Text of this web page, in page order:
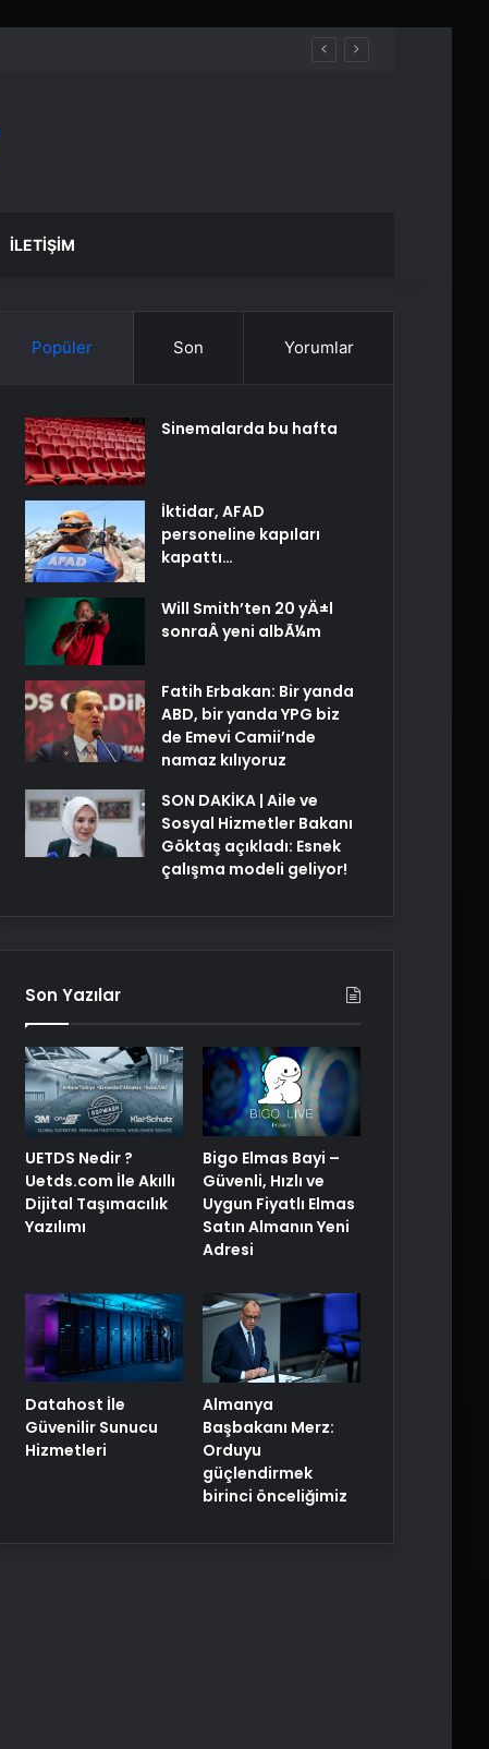
İLETIŞIM
Popüler Son Yorumlar
Sinemalarda bu hafta
İktidar, AFAD
personeline kapıları
kapattı…
Will Smith’ten 20 yÄ±l
sonraÂ yeni albÃ¼m
Fatih Erbakan: Bir yanda
ABD, bir yanda YPG biz
de Emevi Camii’nde
namaz kılıyoruz
SON DAKİKA | Aile ve
Sosyal Hizmetler Bakanı
Göktaş açıkladı: Esnek
çalışma modeli geliyor!
Son Yazılar
UETDS Nedir ?
Uetds.com İle Akıllı
Dijital Taşımacılık
Yazılımı
Bigo Elmas Bayi –
Güvenli, Hızlı ve
Uygun Fiyatlı Elmas
Satın Almanın Yeni
Adresi
Datahost İle
Güvenilir Sunucu
Hizmetleri
Almanya
Başbakanı Merz:
Orduyu
güçlendirmek
birinci önceliğimiz